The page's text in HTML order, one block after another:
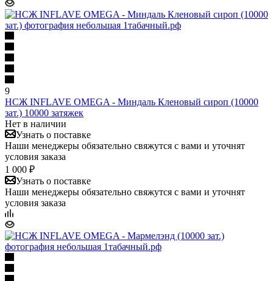
9
НСЖ INFLAVE OMEGA - Миндаль Кленовый сироп (10000
зат.) 10000 затяжек
Нет в наличии
Узнать о поставке
Наши менеджеры обязательно свяжутся с вами и уточнят
условия заказа
1 000 ₽
Узнать о поставке
Наши менеджеры обязательно свяжутся с вами и уточнят
условия заказа